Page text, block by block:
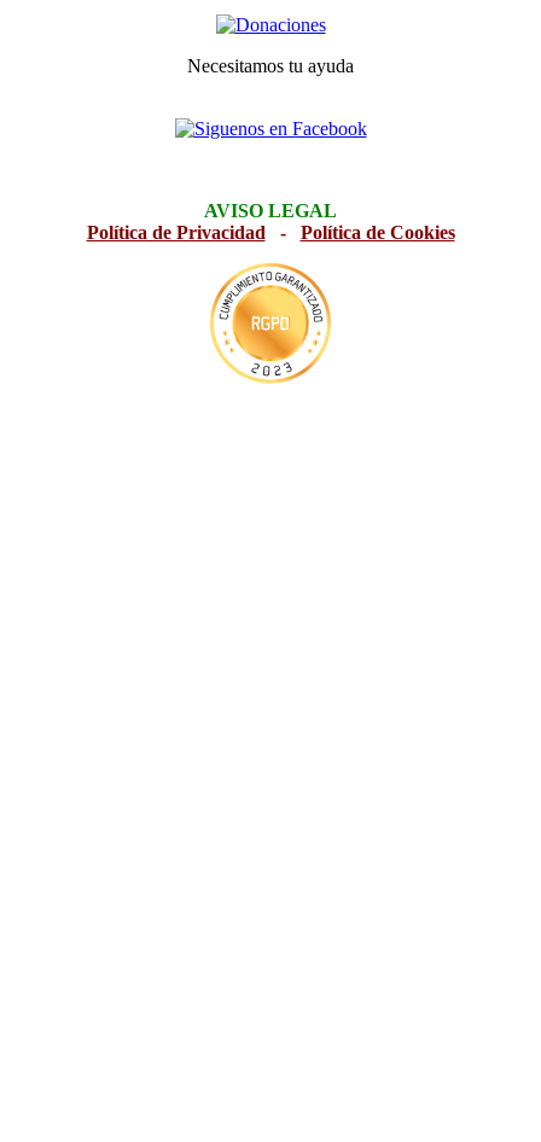
Necesitamos tu ayuda
AVISO LEGAL
Política de Privacidad - Política de Cookies